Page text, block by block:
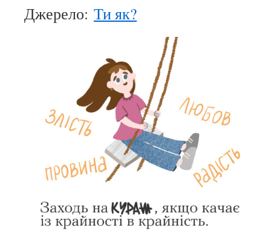
Джерело: Ти як?